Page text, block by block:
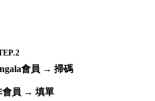
會員 → 掃碼
會員 → 填單